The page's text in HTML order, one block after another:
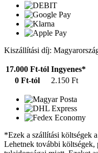
Kiszállítási díj:
17.000 Ft-tól Ingyenes*
0 Ft-tól
2.150 Ft
*Ezek a szállítási költségek
Lehetnek további költségek,